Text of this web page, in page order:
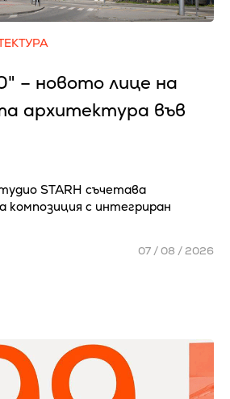
– новото лице на
архитектура във
STARH съчетава
композиция с интегриран
07 / 08 / 2026